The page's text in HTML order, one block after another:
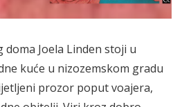
doma Joela Linden stoji u
kuće u nizozemskom gradu
prozor poput voajera,